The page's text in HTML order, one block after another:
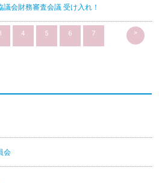
議会財務審査会議 受け入れ！
4 5 6 7 >
会